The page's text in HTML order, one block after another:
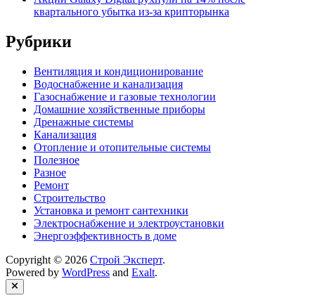
квартального убытка из-за крипторынка
Рубрики
Вентиляция и кондиционирование
Водоснабжение и канализация
Газоснабжение и газовые технологии
Домашние хозяйственные приборы
Дренажные системы
Канализация
Отопление и отопительные системы
Полезное
Разное
Ремонт
Строительство
Установка и ремонт сантехники
Электроснабжение и электроустановки
Энергоэффективность в доме
Copyright © 2026 Строй Эксперт.
Powered by WordPress and Exalt.
Close